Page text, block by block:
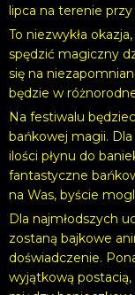
lipca na terenie
To niezwykła
spędzić magiczny
się na
będzie w
Na festiwalu
bańkowej magii.
ilości płynu do
fantastyczne
na Was, byście
Dla najmłodszych
zostaną bajkowe
doświadczenie.
wyjątkową